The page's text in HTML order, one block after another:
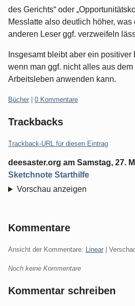
des Gerichts“ oder
Messlatte also deutlich höher,
anderen Leser ggf. verzweifeln
Insgesamt bleibt aber ein
wenn man ggf. nicht alles aus
Arbeitsleben anwenden kann.
Kategorien:
Bücher 0 Kommentare
Trackbacks
Trackback-URL für diesen Eintrag
deesaster.org am Samstag, 27.
Sketchnote Starthilfe
Vorschau anzeigen
Kommentare
Ansicht der Kommentare: Linear |
Noch keine Kommentare
Kommentar schreiben